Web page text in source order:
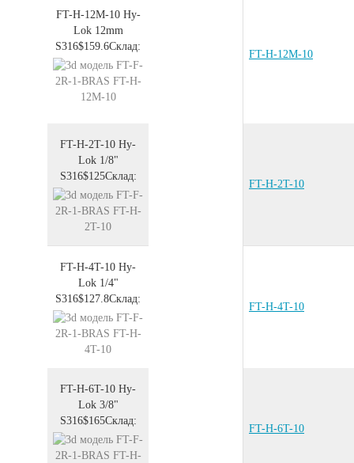
FT-H-12M-10Hy-
Lok 12mm
S316$159.6Склад:
FT-H-12M-10
FT-H-2T-10 Hy-
Lok 1/8"
S316$125Склад:
FT-H-2T-10
FT-H-4T-10 Hy-
Lok 1/4"
S316$127.8Склад:
FT-H-4T-10
FT-H-6T-10 Hy-
Lok 3/8"
S316$165Склад:
FT-H-6T-10